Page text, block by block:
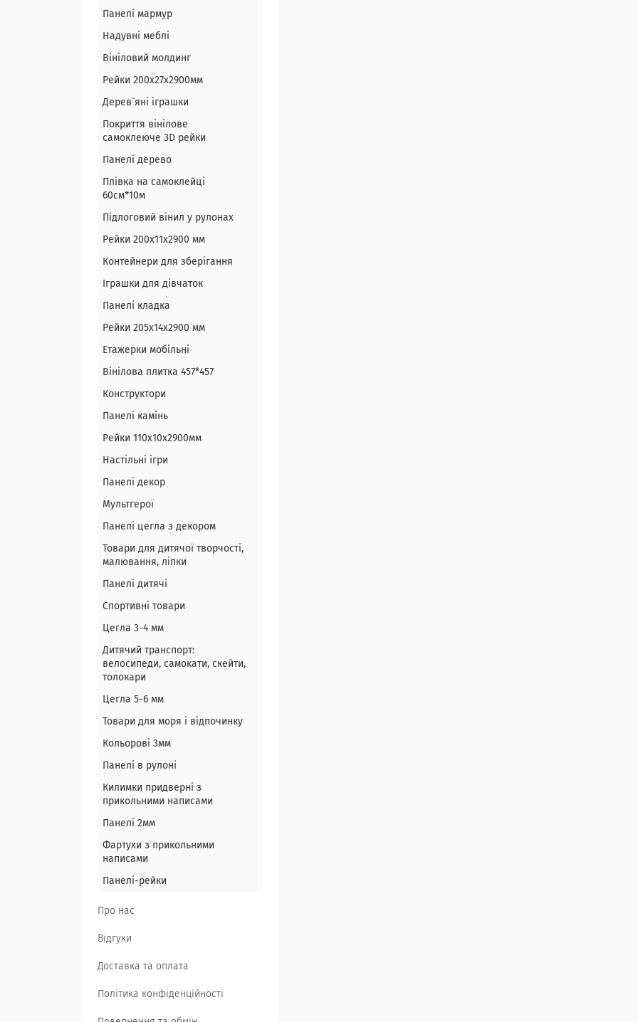
Панелі мармур
Надувні меблі
Вініловий молдинг
Рейки 200х27х2900мм
Дерев`яні іграшки
Покриття вінілове
самоклеюче 3D рейки
Панелі дерево
Плівка на самоклейці
60см*10м
Підлоговий вінил у рулонах
Рейки 200х11х2900 мм
Контейнери для зберігання
Іграшки для дівчаток
Панелі кладка
Рейки 205х14х2900 мм
Етажерки мобільні
Вінілова плитка 457*457
Конструктори
Панелі камінь
Рейки 110х10х2900мм
Настільні ігри
Панелі декор
Мультгерої
Панелі цегла з декором
Товари для дитячої творчості,
малювання, ліпки
Панелі дитячі
Спортивні товари
Цегла 3-4 мм
Дитячий транспорт:
велосипеди, самокати, скейти,
толокари
Цегла 5-6 мм
Товари для моря і відпочинку
Кольорові 3мм
Панелі в рулоні
Килимки придверні з
прикольними написами
Панелі 2мм
Фартухи з прикольними
написами
Панелі-рейки
Про нас
Відгуки
Доставка та оплата
Політика конфіденційності